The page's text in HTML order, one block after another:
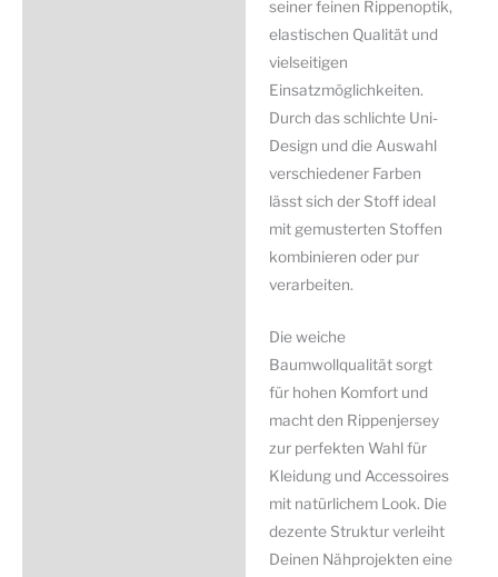
seiner feinen Rippenoptik,
elastischen Qualität und
vielseitigen
Einsatzmöglichkeiten.
Durch das schlichte Uni-
Design und die Auswahl
verschiedener Farben
lässt sich der Stoff ideal
mit gemusterten Stoffen
kombinieren oder pur
verarbeiten.
Die weiche
Baumwollqualität sorgt
für hohen Komfort und
macht den Rippenjersey
zur perfekten Wahl für
Kleidung und Accessoires
mit natürlichem Look. Die
dezente Struktur verleiht
Deinen Nähprojekten eine